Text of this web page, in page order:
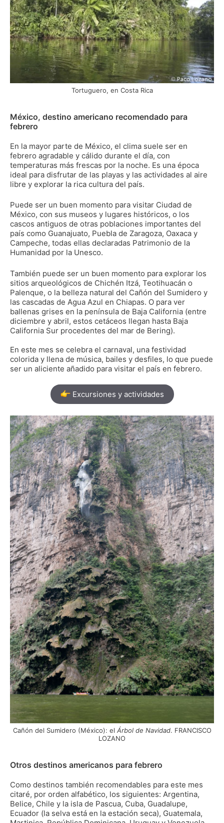
Tortuguero, en Costa Rica
México, destino americano recomendado para
febrero
En la mayor parte de México, el clima suele ser en
febrero agradable y cálido durante el día, con
temperaturas más frescas por la noche. Es una época
ideal para disfrutar de las playas y las actividades al aire
libre y explorar la rica cultura del país.
Puede ser un buen momento para visitar Ciudad de
México, con sus museos y lugares históricos, o los
cascos antiguos de otras poblaciones importantes del
país como Guanajuato, Puebla de Zaragoza, Oaxaca y
Campeche, todas ellas declaradas Patrimonio de la
Humanidad por la Unesco.
También puede ser un buen momento para explorar los
sitios arqueológicos de Chichén Itzá, Teotihuacán o
Palenque, o la belleza natural del Cañón del Sumidero y
las cascadas de Agua Azul en Chiapas. O para ver
ballenas grises en la península de Baja California (entre
diciembre y abril, estos cetáceos llegan hasta Baja
California Sur procedentes del mar de Bering).
En este mes se celebra el carnaval, una festividad
colorida y llena de música, bailes y desfiles, lo que puede
ser un aliciente añadido para visitar el país en febrero.
Excursiones y actividades
Cañón del Sumidero (México): el Árbol de Navidad. FRANCISCO
LOZANO
Otros destinos americanos para febrero
Como destinos también recomendables para este mes
citaré, por orden alfabético, los siguientes: Argentina,
Belice, Chile y la isla de Pascua, Cuba, Guadalupe,
Ecuador (la selva está en la estación seca), Guatemala,